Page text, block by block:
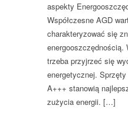
aspekty
Współczesne AGD
charakteryzować się
energooszczędnością.
trzeba przyjrzeć się
energetycznej.
A+++ stanowią
zużycia energii. […]